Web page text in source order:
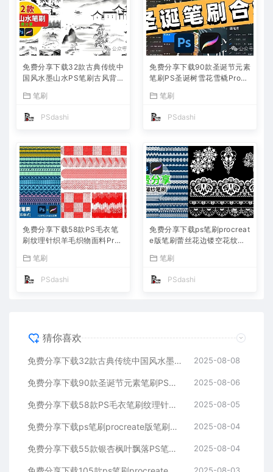
免费分享下载32款古典传统中
国风水墨山水PS笔刷古风背
画国画毛笔设计网站壁纸飞白
手绘插画可商用
笔刷
PSdashi
免费分享下载90款圣诞节元素
笔刷PS圣诞树雪花雪橇Procr
计宣传海报素材绘画背景图片
合集公司网站
笔刷
PSdashi
免费分享下载58款PS毛衣笔
刷纹理针织羊毛织物面料Proc
师网背景底纹Photoshop绘画
笔刷
PSdashi
免费分享下载ps笔刷procreat
e版笔刷蕾丝花边镂空花纹刺
大师网Photoshop绘画电商设
笔刷
PSdashi
猜你喜欢
免费分享下载32款古典传统中国风水墨山水PS笔刷古风背景图片素材Procreate水彩绘画国画毛笔设计网站壁纸飞白手绘插画可商用 2025-08-08
免费分享下载90款圣诞节元素笔刷PS圣诞树雪花雪橇Procreate装饰驯鹿礼物圣诞老人设计宣传海报素材绘画背景图片合集公司网站 2025-08-06
免费分享下载58款PS毛衣笔刷纹理针织羊毛织物面料Procreate笔刷布料服饰素材PS大师网背景底纹Photoshop绘画插画 2025-08-05
免费分享下载ps笔刷procreate版笔刷蕾丝花边镂空花纹刺绣缎带服饰婚纱服装布料PS大师网Photoshop绘画电商设计素材 2025-08-04
免费分享下载55款银杏枫叶飘落PS笔刷procreate素材秋天秋季落叶散落背景图片摄影后期效果可免费商用PS大师网影楼设计照片 2025-08-04
2025-08-03